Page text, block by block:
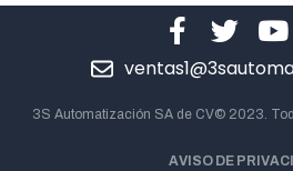
3S Automatización SA de CV© 2023.
AVISO DE